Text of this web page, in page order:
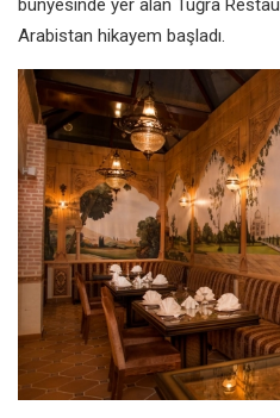
bünyesinde yer alan Tuğra
Arabistan hikayem başladı.